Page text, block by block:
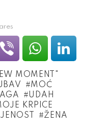
MOMENT"
MOĆ
UDAH
KRPICE
ŽENA